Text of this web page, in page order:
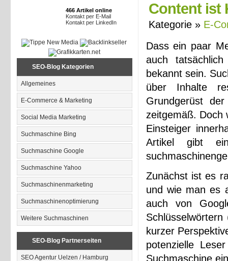
466 Artikel online
Kontakt per E-Mail
Kontakt per LinkedIn
SEO-Blog Kategorien
Allgemeines
E-Commerce & Marketing
Social Media Marketing
Suchmaschine Bing
Suchmaschine Google
Suchmaschine Yahoo
Suchmaschinenmarketing
Suchmaschinenoptimierung
Weitere Suchmaschinen
SEO-Blog Partnerseiten
SEO Agentur Uelzen / Hamburg
Content ist
Kategorie » E-
Dass ein paar
auch
bekannt sein.
über Inhalte
Grundgerüst
zeitgemäß. Doch
Einsteiger
Artikel gibt
Zunächst ist es
und wie man es
auch von
kurzer
potenzielle
Suchmaschine